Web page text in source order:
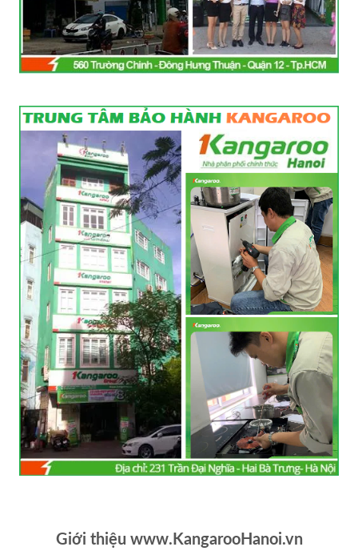
Giới thiệu www.KangarooHanoi.vn